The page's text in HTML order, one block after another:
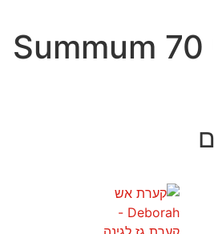
קמין גז בנוי Summum 70